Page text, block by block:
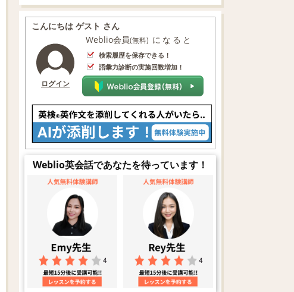
こんにちは ゲスト さん
ログイン
Weblio会員(無料) になると
検索履歴を保存できる！
語彙力診断の実施回数増加！
Weblio英会話であなたを待っています！